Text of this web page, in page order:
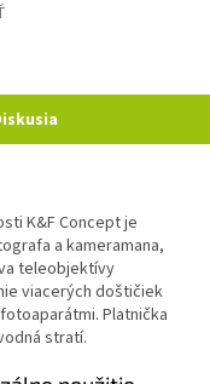
K&F Concept je
a kameramana,
teleobjektívy
viacerých doštičiek
Platnička
stratí.